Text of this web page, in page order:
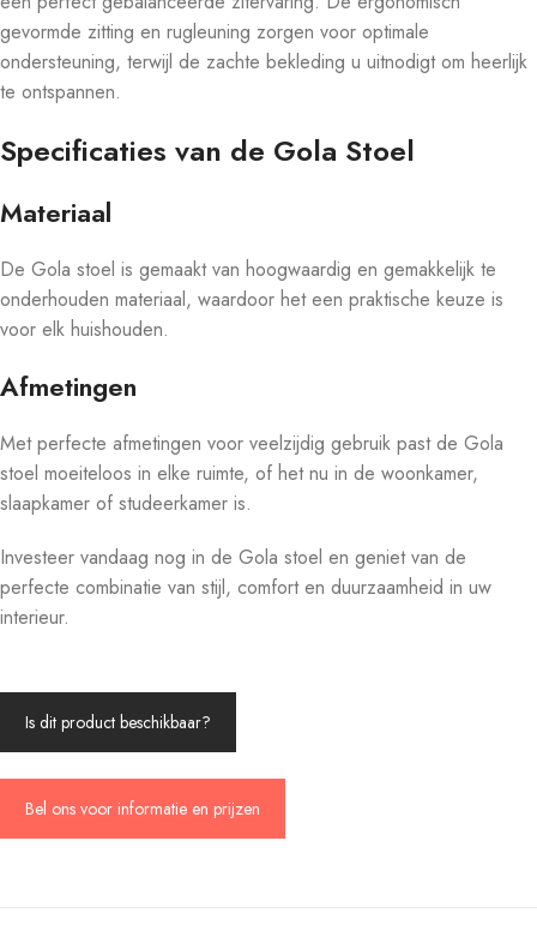
gevormde zitting en rugleuning zorgen voor optimale
ondersteuning, terwijl de zachte bekleding u uitnodigt om heerlijk
te ontspannen.
Specificaties van de Gola Stoel
Materiaal
De Gola stoel is gemaakt van hoogwaardig en gemakkelijk te
onderhouden materiaal, waardoor het een praktische keuze is
voor elk huishouden.
Afmetingen
Met perfecte afmetingen voor veelzijdig gebruik past de Gola
stoel moeiteloos in elke ruimte, of het nu in de woonkamer,
slaapkamer of studeerkamer is.
Investeer vandaag nog in de Gola stoel en geniet van de
perfecte combinatie van stijl, comfort en duurzaamheid in uw
interieur.
Is dit product beschikbaar?
Bel ons voor informatie en prijzen